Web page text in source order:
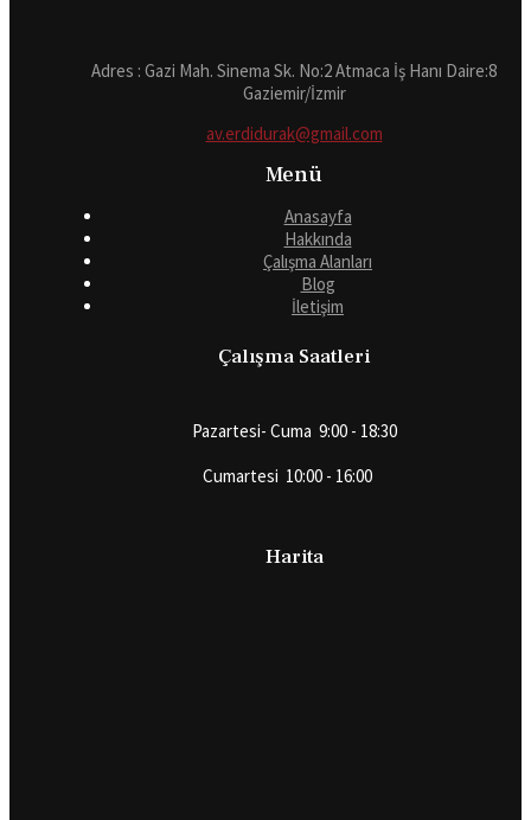
Adres : Gazi Mah. Sinema Sk. No:2 Atmaca İş Hanı Daire:8
Gaziemir/İzmir
av.erdidurak@gmail.com
Menü
Anasayfa
Hakkında
Çalışma Alanları
Blog
İletişim
Çalışma Saatleri
Pazartesi- Cuma 9:00 - 18:30
Cumartesi 10:00 - 16:00
Harita